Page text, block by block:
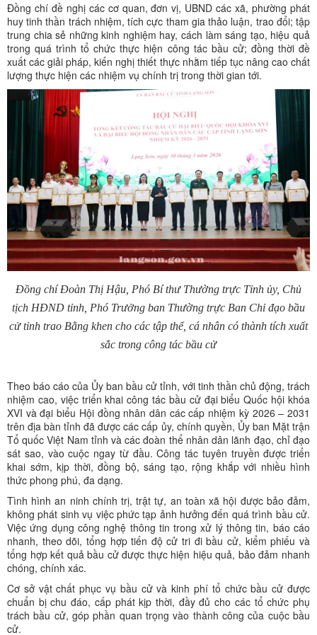
Đồng chí đề nghị các cơ quan, đơn vị, UBND các xã, phường phát
huy tinh thần trách nhiệm, tích cực tham gia thảo luận, trao đổi; tập
trung chia sẻ những kinh nghiệm hay, cách làm sáng tạo, hiệu quả
trong quá trình tổ chức thực hiện công tác bầu cử; đồng thời đề
xuất các giải pháp, kiến nghị thiết thực nhằm tiếp tục nâng cao chất
lượng thực hiện các nhiệm vụ chính trị trong thời gian tới.
Đồng chí Đoàn Thị Hậu, Phó Bí thư Thường trực Tỉnh ủy, Chủ
tịch HĐND tỉnh, Phó Trưởng ban Thường trực Ban Chỉ đạo bầu
cử tỉnh trao Bằng khen cho các tập thể, cá nhân có thành tích xuất
sắc trong công tác bầu cử
Theo báo cáo của Ủy ban bầu cử tỉnh, với tinh thần chủ động, trách
nhiệm cao, việc triển khai công tác bầu cử đại biểu Quốc hội khóa
XVI và đại biểu Hội đồng nhân dân các cấp nhiệm kỳ 2026 – 2031
trên địa bàn tỉnh đã được các cấp ủy, chính quyền, Ủy ban Mặt trận
Tổ quốc Việt Nam tỉnh và các đoàn thể nhân dân lãnh đạo, chỉ đạo
sát sao, vào cuộc ngay từ đầu. Công tác tuyên truyền được triển
khai sớm, kịp thời, đồng bộ, sáng tạo, rộng khắp với nhiều hình
thức phong phú, đa dạng.
Tình hình an ninh chính trị, trật tự, an toàn xã hội được bảo đảm,
không phát sinh vụ việc phức tạp ảnh hưởng đến quá trình bầu cử.
Việc ứng dụng công nghệ thông tin trong xử lý thông tin, báo cáo
nhanh, theo dõi, tổng hợp tiến độ cử tri đi bầu cử, kiểm phiếu và
tổng hợp kết quả bầu cử được thực hiện hiệu quả, bảo đảm nhanh
chóng, chính xác.
Cơ sở vật chất phục vụ bầu cử và kinh phí tổ chức bầu cử được
chuẩn bị chu đáo, cấp phát kịp thời, đầy đủ cho các tổ chức phụ
trách bầu cử, góp phần quan trọng vào thành công của cuộc bầu
cử.